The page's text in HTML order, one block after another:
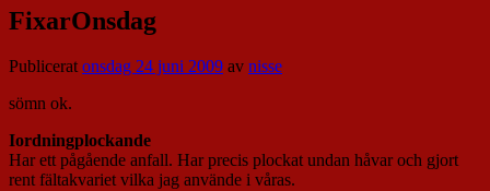
FixarOnsdag
Publiceratonsdag 24 juni 2009 av nisse
sömn ok.
Iordningplockande
Har ett pågående anfall. Har precis plockat undan håvar och gjort
rent fältakvariet vilka jag använde i våras.